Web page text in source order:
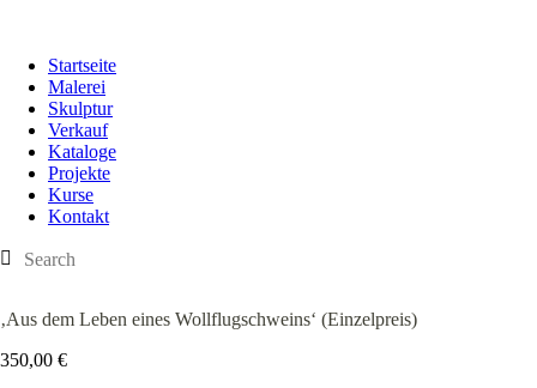
Startseite
Malerei
Skulptur
Verkauf
Kataloge
Projekte
Kurse
Kontakt
‚Aus dem Leben eines Wollflugschweins‘ (Einzelpreis)
350,00 €